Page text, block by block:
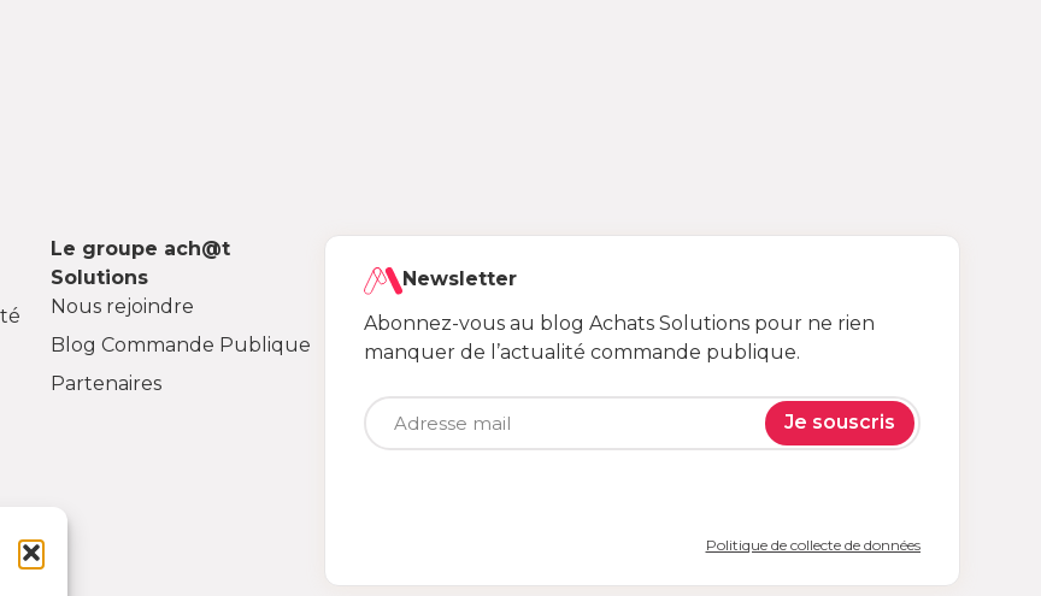
Le groupe ach@t
Solutions
Nous rejoindre
Blog Commande Publique
Partenaires
Newsletter
Abonnez-vous au blog Achats Solutions pour ne rien
manquer de l’actualité commande publique.
Je souscris
Politique de collecte de données